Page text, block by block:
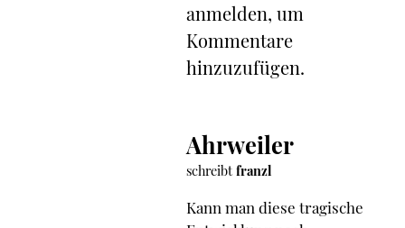
anmelden, um
Kommentare
hinzuzufügen.
Ahrweiler
schreibtfranzl
Kann man diese tragische